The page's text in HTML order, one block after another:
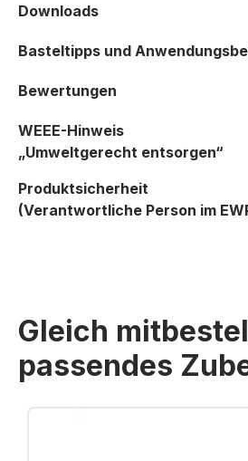
Downloads
Basteltipps und
Bewertungen
WEEE-Hinweis
„Umweltgerecht entsorgen“
Produktsicherheit
(Verantwortliche Person im
Gleich
passendes
Produktgalerie überspringen